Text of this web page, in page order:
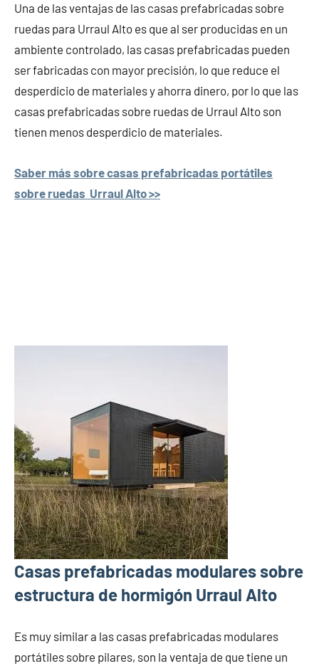
Una de las ventajas de las casas prefabricadas sobre
ruedas para Urraul Alto es que al ser producidas en un
ambiente controlado, las casas prefabricadas pueden
ser fabricadas con mayor precisión, lo que reduce el
desperdicio de materiales y ahorra dinero, por lo que las
casas prefabricadas sobre ruedas de Urraul Alto son
tienen menos desperdicio de materiales.
Saber más sobre casas prefabricadas portátiles
sobre ruedas Urraul Alto >>
Casas prefabricadas modulares sobre
estructura de hormigón Urraul Alto
Es muy similar a las casas prefabricadas modulares
portátiles sobre pilares, son la ventaja de que tiene un